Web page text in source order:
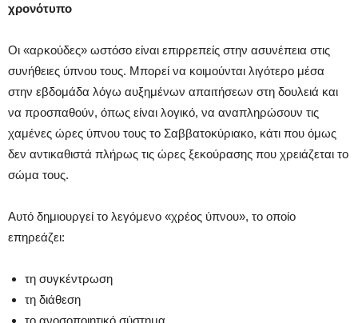
χρονότυπο
Οι «αρκούδες» ωστόσο είναι επιρρεπείς στην ασυνέπεια στις
συνήθειες ύπνου τους. Μπορεί να κοιμούνται λιγότερο μέσα
στην εβδομάδα λόγω αυξημένων απαιτήσεων στη δουλειά και
να προσπαθούν, όπως είναι λογικό, να αναπληρώσουν τις
χαμένες ώρες ύπνου τους το Σαββατοκύριακο, κάτι που όμως
δεν αντικαθιστά πλήρως τις ώρες ξεκούρασης που χρειάζεται το
σώμα τους.
Αυτό δημιουργεί το λεγόμενο «χρέος ύπνου», το οποίο
επηρεάζει:
τη συγκέντρωση
τη διάθεση
το ανοσοποιητικό σύστημα